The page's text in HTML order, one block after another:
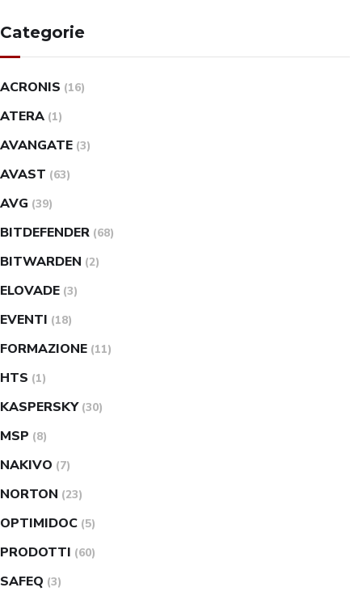
Categorie
ACRONIS (16)
ATERA (1)
AVANGATE (3)
AVAST (63)
AVG (39)
BITDEFENDER (68)
BITWARDEN (2)
ELOVADE (3)
EVENTI (18)
FORMAZIONE (11)
HTS (1)
KASPERSKY (30)
MSP (8)
NAKIVO (7)
NORTON (23)
OPTIMIDOC (5)
PRODOTTI (60)
SAFEQ (3)